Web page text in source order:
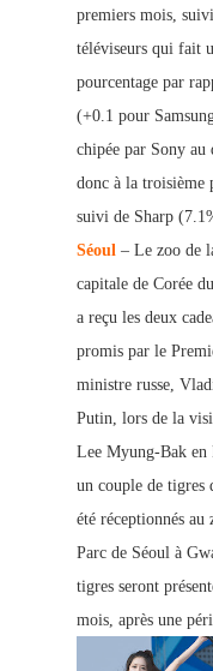
premiers mois,
téléviseurs qui fait
pourcentage par
(+0.1 pour
chipée par Sony au
donc à la troisième
suivi de Sharp
Séoul – Le zoo de
capitale de Corée
a reçu les deux
promis par le
ministre russe,
Putin, lors de la
Lee Myung-Bak en
un couple de tigres
été réceptionnés au
Parc de Séoul à
tigres seront
mois, après une